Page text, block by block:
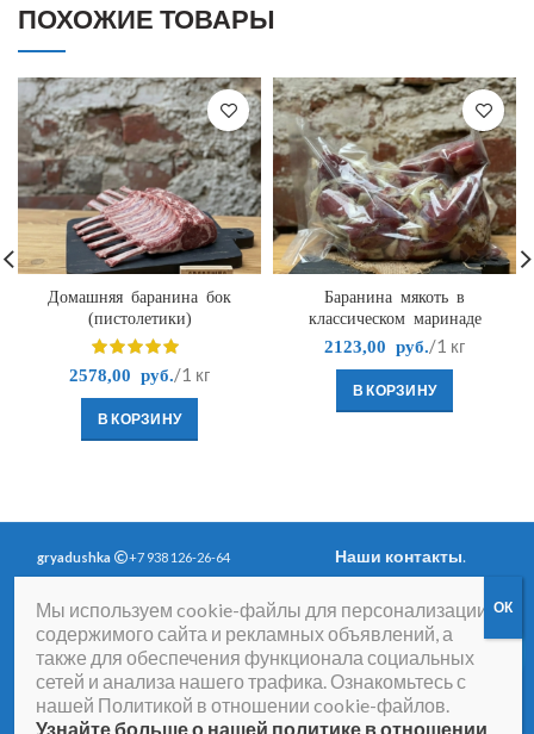
ПОХОЖИЕ ТОВАРЫ
Домашняя баранина бок
(пистолетики)
2578,00 руб. /1 кг
В КОРЗИНУ
Баранина мякоть в
классическом маринаде
2123,00 руб. /1 кг
В КОРЗИНУ
gryadushka +7 938 126-26-64 Наши контакты.
конфиденциальности.
Согласие на получение
рассылки рекламно-
информационных
материалов
Договор-оферта
Согласие на обработку
Мы используем cookie-файлы для персонализации
содержимого сайта и рекламных объявлений, а
также для обеспечения функционала социальных
сетей и анализа нашего трафика. Ознакомьтесь с
нашей Политикой в отношении cookie-файлов.
Узнайте больше о нашей политике в отношении